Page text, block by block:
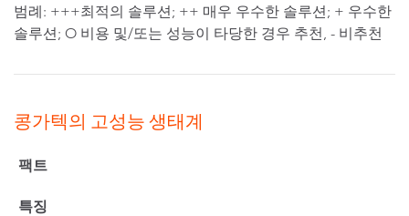
범례: +++최적의 솔루션; ++ 매우 우수한 솔루션; + 우수한
솔루션; O 비용 및/또는 성능이 타당한 경우 추천, - 비추천
콩가텍의 고성능 생태계
팩트
특징